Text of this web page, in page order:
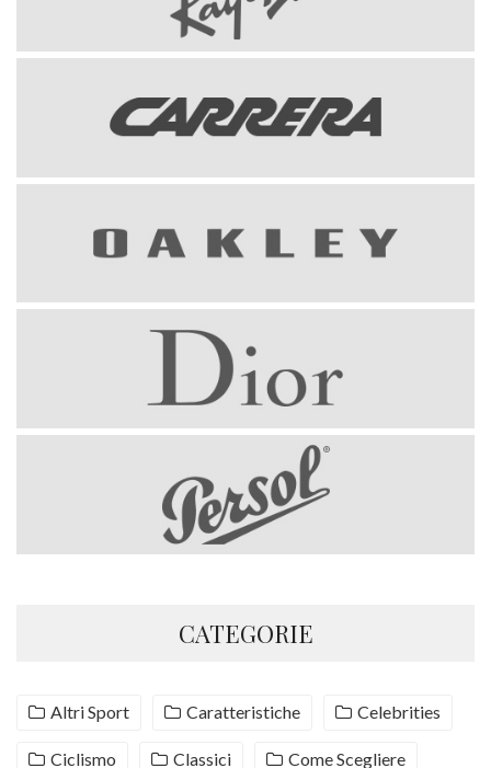
CATEGORIE
Altri Sport Caratteristiche Celebrities
Ciclismo Classici Come Scegliere